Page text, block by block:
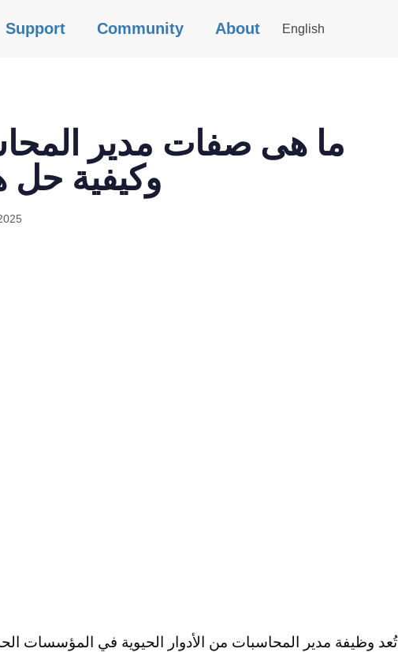
Support Community About English
ما هى صفات مدير
وكيفية حل
تُعد وظيفة مدير المحاسبات من الأدوار الحيوية في المؤسسات